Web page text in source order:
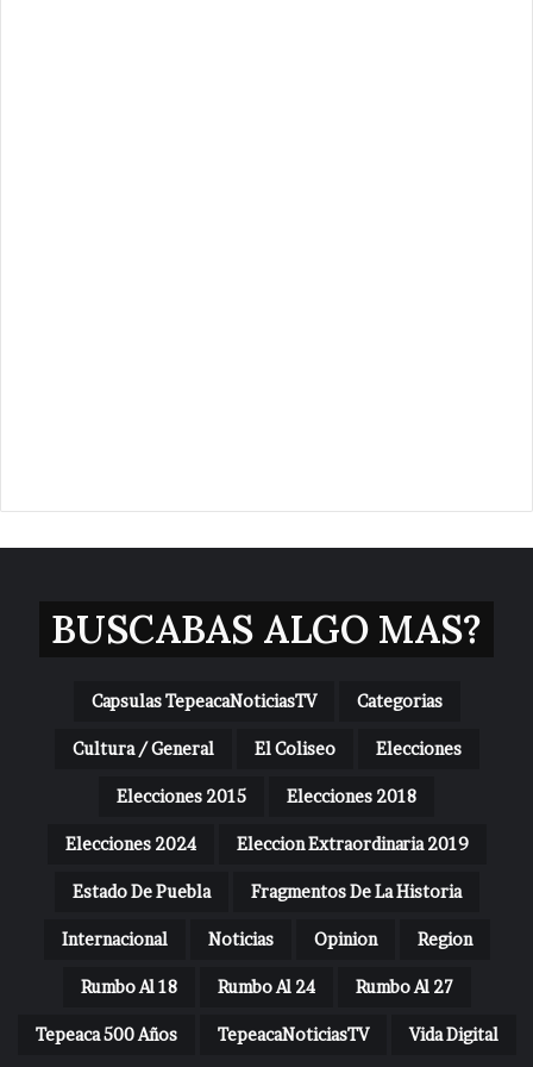
BUSCABAS ALGO MAS?
Capsulas TepeacaNoticiasTV Categorias
Cultura / General El Coliseo Elecciones
Elecciones 2015 Elecciones 2018
Elecciones 2024 Eleccion Extraordinaria 2019
Estado De Puebla Fragmentos De La Historia
Internacional Noticias Opinion Region
Rumbo Al 18 Rumbo Al 24 Rumbo Al 27
Tepeaca 500 Años TepeacaNoticiasTV Vida Digital